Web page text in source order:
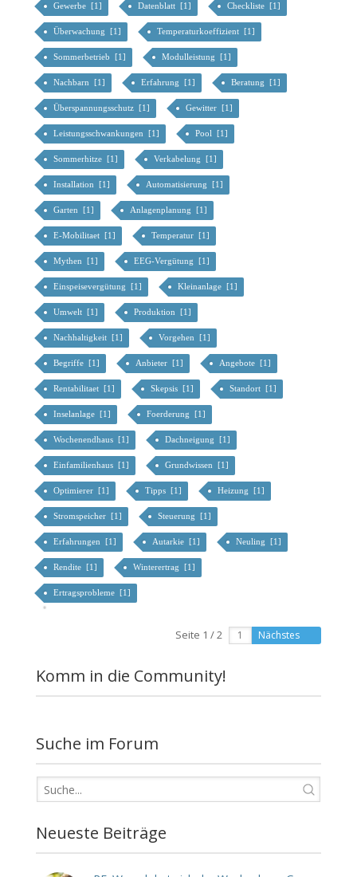
Gewerbe [1] Datenblatt [1] Checkliste [1]
Überwachung [1] Temperaturkoeffizient [1]
Sommerbetrieb [1] Modulleistung [1]
Nachbarn [1] Erfahrung [1] Beratung [1]
Überspannungsschutz [1] Gewitter [1]
Leistungsschwankungen [1] Pool [1]
Sommerhitze [1] Verkabelung [1]
Installation [1] Automatisierung [1]
Garten [1] Anlagenplanung [1]
E-Mobilitaet [1] Temperatur [1]
Mythen [1] EEG-Vergütung [1]
Einspeisevergütung [1] Kleinanlage [1]
Umwelt [1] Produktion [1]
Nachhaltigkeit [1] Vorgehen [1]
Begriffe [1] Anbieter [1] Angebote [1]
Rentabilitaet [1] Skepsis [1] Standort [1]
Inselanlage [1] Foerderung [1]
Wochenendhaus [1] Dachneigung [1]
Einfamilienhaus [1] Grundwissen [1]
Optimierer [1] Tipps [1] Heizung [1]
Stromspeicher [1] Steuerung [1]
Erfahrungen [1] Autarkie [1] Neuling [1]
Rendite [1] Winterertrag [1]
Ertragsprobleme [1]
Seite 1 / 2 Nächstes
Komm in die Community!
Suche im Forum
Neueste Beiträge